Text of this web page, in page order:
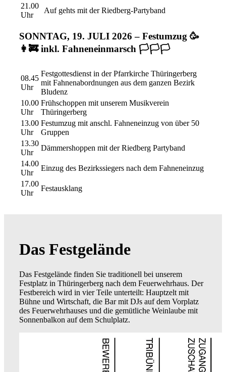
21.00
Uhr
Auf gehts mit der Riedberg-Partyband
SONNTAG, 19. JULI 2026 – Festumzug 🥳
👩‍🚒 inkl. Fahneneinmarsch 🏳️🏳️🏳️
08.45
Uhr
Festgottesdienst in der Pfarrkirche Thüringerberg
mit Fahnenabordnungen aus dem ganzen Bezirk
Bludenz
10.00
Uhr
Frühschoppen mit unserem Musikverein
Thüringerberg
13.00
Uhr
Festumzug mit anschl. Fahneneinzug von über 50
Gruppen
13.30
Uhr
Dämmershoppen mit der Riedberg Partyband
14.00
Uhr
Einzug des Bezirkssiegers nach dem Fahneneinzug
17.00
Uhr
Festausklang
Das Festgelände
Das Festgelände finden Sie traditionell bei unserem
Festplatz in Thüringerberg nach dem Feuerwehrhaus. Der
Festbereich wird in vier Teile unterteilt: Hauptzelt mit
Bühne und Wirtschaft, die Bar mit DJs auf dem Vorplatz
des Feuerwehrhauses und die gemütliche Weinlaube mit
Sonnenbalkon auf dem Schulplatz.